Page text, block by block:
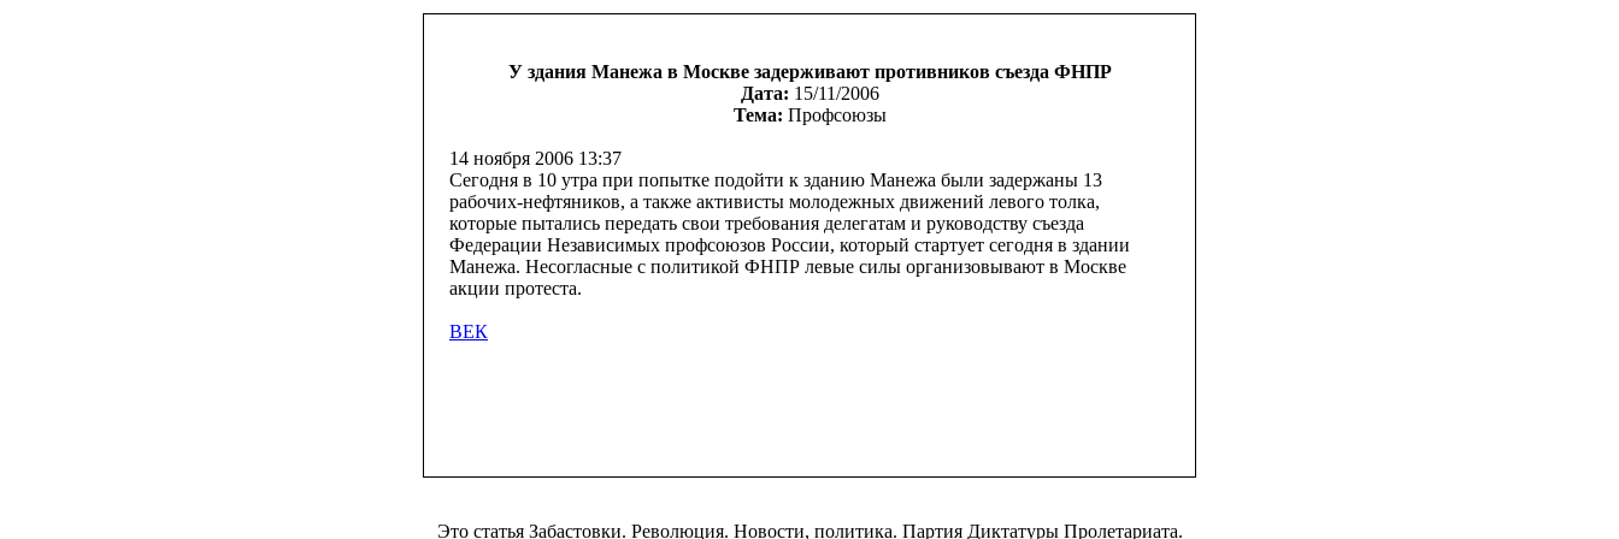
У здания Манежа в Москве задерживают противников съезда ФНПР
Дата: 15/11/2006
Тема: Профсоюзы
14 ноября 2006 13:37
Сегодня в 10 утра при попытке подойти к зданию Манежа были задержаны 13
рабочих-нефтяников, а также активисты молодежных движений левого толка,
которые пытались передать свои требования делегатам и руководству съезда
Федерации Независимых профсоюзов России, который стартует сегодня в здании
Манежа. Несогласные с политикой ФНПР левые силы организовывают в Москве
акции протеста.
ВЕК
Это статья Забастовки. Революция. Новости, политика. Партия Диктатуры Пролетариата.